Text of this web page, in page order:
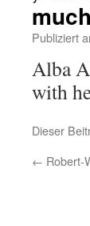
Publiziert
Alba
with
Dieser
← Robert-